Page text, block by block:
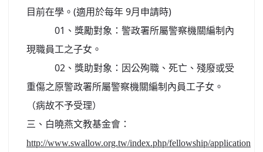
目前在學。(適用於每年 9月申請時)
01、獎勵對象：警政署所屬警察機關編制內
現職員工之子女。
02、獎助對象：因公殉職、死亡、殘廢或受
重傷之原警政署所屬警察機關編制內員工子女。
（病故不予受理）
三、白曉燕文教基金會：
http://www.swallow.org.tw/index.php/fellowship/application